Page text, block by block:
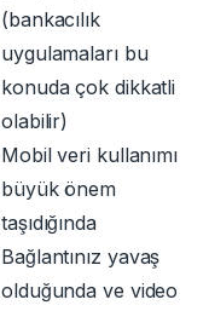
(bankacılık
uygulamaları bu
konuda çok dikkatli
olabilir)
Mobil veri kullanımı
büyük önem
taşıdığında
Bağlantınız yavaş
olduğunda ve video